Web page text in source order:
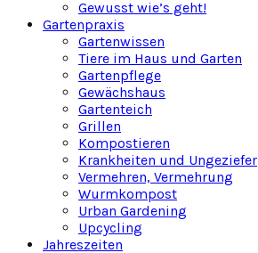
Gewusst wie’s geht!
Gartenpraxis
Gartenwissen
Tiere im Haus und Garten
Gartenpflege
Gewächshaus
Gartenteich
Grillen
Kompostieren
Krankheiten und Ungeziefer
Vermehren, Vermehrung
Wurmkompost
Urban Gardening
Upcycling
Jahreszeiten